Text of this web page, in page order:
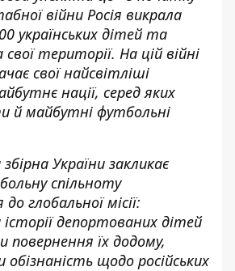
війни Росія викрала
українських дітей та
свої території. На цій війні
свої найсвітліші
нації, серед яких
й майбутні футбольні
України закликає
спільноту
глобальної місії:
депортованих дітей
їх додому,
щодо російських